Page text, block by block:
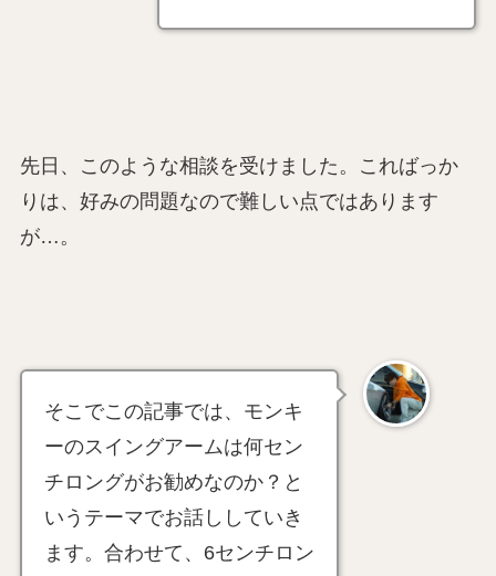
先日、このような相談を受けました。こればっか
りは、好みの問題なので難しい点ではあります
が…。
そこでこの記事では、モンキ
ーのスイングアームは何セン
チロングがお勧めなのか？と
いうテーマでお話ししていき
ます。合わせて、6センチロン